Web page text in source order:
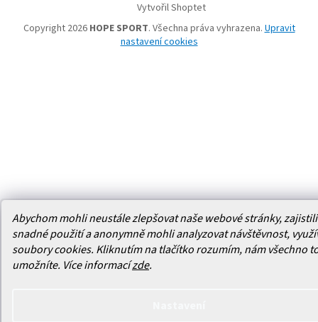
Abychom mohli neustále zlepšovat naše webové stránky,
snadné použití a anonymně mohli analyzovat návštěvnost,
soubory cookies. Kliknutím na tlačítko rozumím, nám všechno
umožníte. Více informacízde.
Vytvořil Shoptet
Copyright 2026 HOPE SPORT. Všechna práva vyhrazena. Upravit
nastavení cookies